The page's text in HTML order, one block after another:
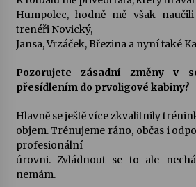
Humpolec, hodně mě však
trenéři Novický,
Jansa, Vrzáček, Březina a nyní také
Pozorujete zásadní změny v
přesídlením do prvoligové kabiny?
Hlavně se ještě více zkvalitnily
objem. Trénujeme ráno, občas i
profesionální
úrovni. Zvládnout se to ale
nemám.